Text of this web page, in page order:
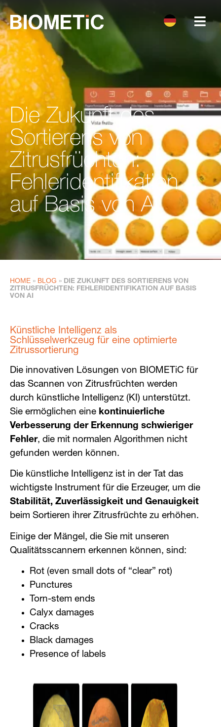
Die Zukunft des
Sortierens von
Zitrusfrüchten:
Fehleridentifikation
auf Basis von AI
HOME » BLOG » DIE ZUKUNFT DES SORTIERENS VON
ZITRUSFRÜCHTEN: FEHLERIDENTIFIKATION AUF BASIS
VON AI
Künstliche Intelligenz als
Schlüsselwerkzeug für eine optimierte
Zitrussortierung
Die innovativen Lösungen von BIOMETiC für
das Scannen von Zitrusfrüchten werden
durch künstliche Intelligenz (KI) unterstützt.
Sie ermöglichen eine kontinuierliche
Verbesserung der Erkennung schwieriger
Fehler, die mit normalen Algorithmen nicht
gefunden werden können.
Die künstliche Intelligenz ist in der Tat das
wichtigste Instrument für die Erzeuger, um die
Stabilität, Zuverlässigkeit und Genauigkeit
beim Sortieren ihrer Zitrusfrüchte zu erhöhen.
Einige der Mängel, die Sie mit unseren
Qualitätsscannern erkennen können, sind:
Rot (even small dots of “clear” rot)
Punctures
Torn-stem ends
Calyx damages
Cracks
Black damages
Presence of labels